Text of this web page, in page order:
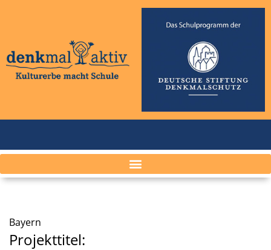
Bayern
Projekttitel: